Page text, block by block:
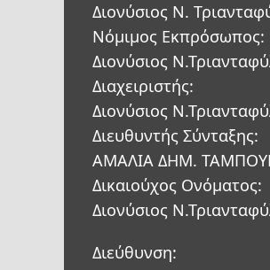
Διονύσιος Ν.
Νόμιμος Εκπρόσωπος:
Διονύσιος
Διαχειριστής:
Διονύσιος
Διευθυντής Σύνταξης:
ΑΜΑΛΙΑ ΔΗΜ.
Δικαιούχος Ονόματος:
Διονύσιος
Διεύθυνση: